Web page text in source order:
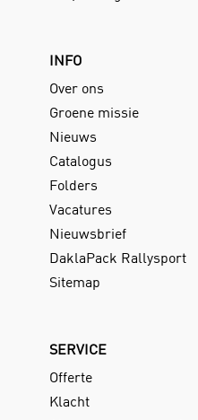
INFO
Over ons
Groene missie
Nieuws
Catalogus
Folders
Vacatures
Nieuwsbrief
DaklaPack Rallysport
Sitemap
SERVICE
Offerte
Klacht